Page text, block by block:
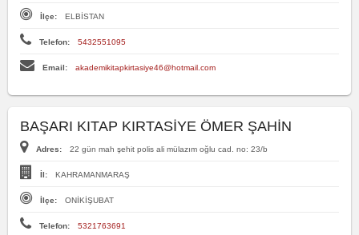
İlçe: ELBİSTAN
Telefon: 5432551095
Email: akademikitapkirtasiye46@hotmail.com
BAŞARI KITAP KIRTASİYE ÖMER ŞAHİN
Adres: 22 gün mah şehit polis ali mülazım oğlu cad. no: 23/b
İl: KAHRAMANMARAŞ
İlçe: ONİKİŞUBAT
Telefon: 5321763691